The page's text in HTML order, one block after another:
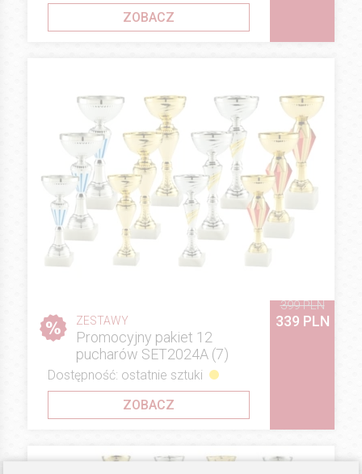
ZOBACZ
ZESTAWY
Promocyjny pakiet 12
pucharów SET2024A (7)
399 PLN
339 PLN
Dostępność: ostatnie sztuki
ZOBACZ